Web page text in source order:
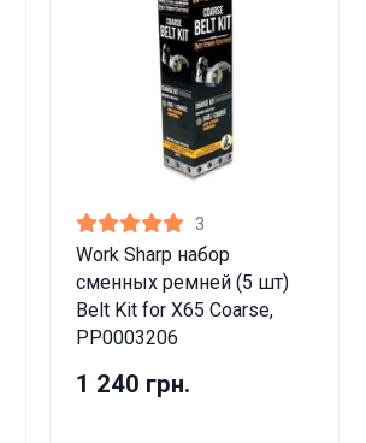
3
Work Sharp набор
сменных ремней (5 шт)
Belt Kit for X65 Coarse,
PP0003206
1 240 грн.